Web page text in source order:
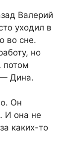
Валерий
уходил в
во сне.
но
потом
Дина.
Он
И она не
каких-то